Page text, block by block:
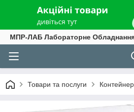
МПР-ЛАБ Лабораторне
Товари та послуги